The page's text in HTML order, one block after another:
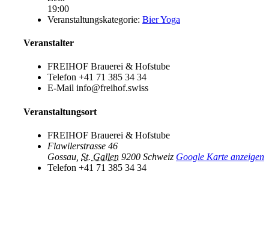
19:00
Veranstaltungskategorie: Bier Yoga
Veranstalter
FREIHOF Brauerei & Hofstube
Telefon +41 71 385 34 34
E-Mail info@freihof.swiss
Veranstaltungsort
FREIHOF Brauerei & Hofstube
Flawilerstrasse 46
Gossau St. Gallen 9200 Schweiz Google Karte anzeigen
Telefon +41 71 385 34 34